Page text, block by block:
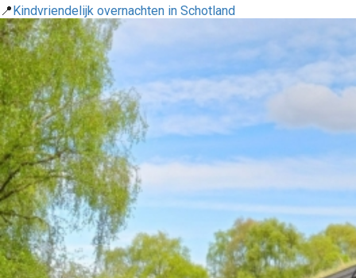
📍 Kindvriendelijk overnachten in Schotland